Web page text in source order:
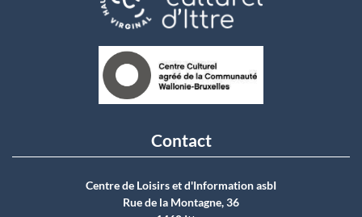
Contact
Centre de Loisirs et d'Information asbI
Rue de la Montagne, 36